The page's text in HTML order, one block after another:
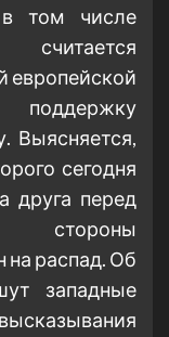
том числе
европейской
поддержку
Выясняется,
сегодня
друга перед
стороны
на распад. Об
западные